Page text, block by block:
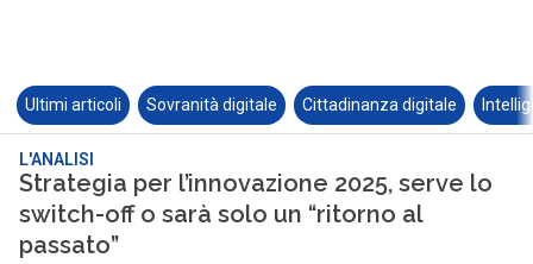
Ultimi articoli Sovranità digitale Cittadinanza digitale
L'ANALISI
Strategia per l’innovazione 2025, serve lo
switch-off o sarà solo un “ritorno al
passato”